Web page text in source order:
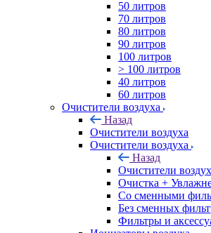
50 литров
70 литров
80 литров
90 литров
100 литров
> 100 литров
40 литров
60 литров
Очистители воздуха
Назад
Очистители воздуха
Очистители воздуха
Назад
Очистители
Очистка +
Cо сменными
Без сменных
Фильтры и